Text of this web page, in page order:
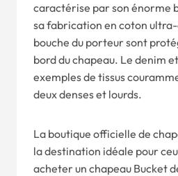
caractérise par son énorme
sa fabrication en coton
bouche du porteur sont
bord du chapeau. Le denim
exemples de tissus
deux denses et lourds.
La boutique officielle de
la destination idéale pour
acheter un chapeau Bucket